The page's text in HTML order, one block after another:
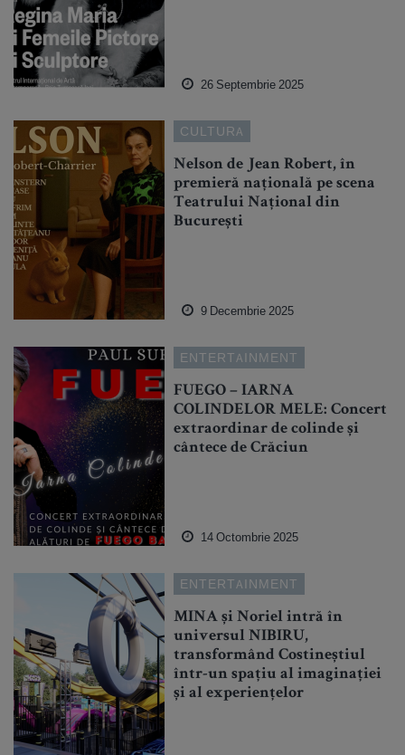
26 Septembrie 2025
CULTURA
Nelson de Jean Robert, în
premieră națională pe scena
Teatrului Național din
București
9 Decembrie 2025
ENTERTAINMENT
FUEGO – IARNA
COLINDELOR MELE: Concert
extraordinar de colinde și
cântece de Crăciun
14 Octombrie 2025
ENTERTAINMENT
MINA și Noriel intră în
universul NIBIRU,
transformând Costineștiul
într-un spațiu al imaginației
și al experiențelor